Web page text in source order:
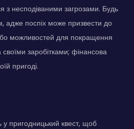
з несподіваними загрозами. Будь
адже поспіх може призвести до
можливостей для покращення
заробітками; фінансова
пригоді.
пригодницький квест, щоб